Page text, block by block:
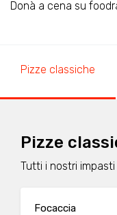
Donà a cena su
Pizze classiche
Pizze
Tutti i nostri
Focaccia